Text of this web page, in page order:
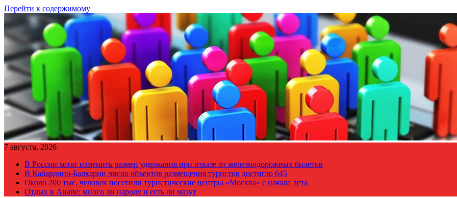
Перейти к содержимому
7 августа, 2026
В России хотят изменить размер удержания при отказе от железнодорожных билетов
В Кабардино-Балкарии число объектов размещения туристов достигло 645
Около 200 тыс. человек посетили туристические центры «Москва» с начала лета
Отдых в Анапе: много ли народу и есть ли мазут